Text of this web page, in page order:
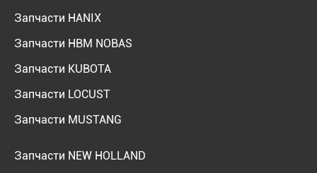
Запчасти HANIX
Запчасти HBM NOBAS
Запчасти KUBOTA
Запчасти LOCUST
Запчасти MUSTANG
Запчасти NEW HOLLAND